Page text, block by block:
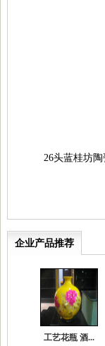
26头蓝桂坊
企业产品推荐
工艺花瓶 酒...